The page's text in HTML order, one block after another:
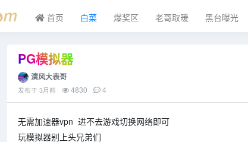
首页 白菜 爆奖区 老哥取暖 黑台曝光
PG模拟器
清风大表哥
发布于 3月前 4830 4
无需加速器vpn 进不去游戏切换网络即可
玩模拟器别上头兄弟们